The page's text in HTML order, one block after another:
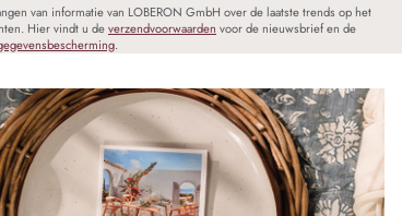
van informatie van LOBERON GmbH over de laatste trends op het
Hier vindt u deverzendvoorwaarden voor de nieuwsbrief en de
.